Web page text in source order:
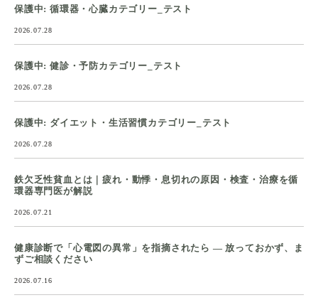
保護中: 循環器・心臓カテゴリー_テスト
2026.07.28
保護中: 健診・予防カテゴリー_テスト
2026.07.28
保護中: ダイエット・生活習慣カテゴリー_テスト
2026.07.28
鉄欠乏性貧血とは｜疲れ・動悸・息切れの原因・検査・治療を循
環器専門医が解説
2026.07.21
健康診断で「心電図の異常」を指摘されたら ― 放っておかず、ま
ずご相談ください
2026.07.16